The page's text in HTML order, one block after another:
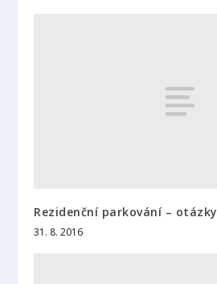
Rezidenční parkování – otázky
31. 8. 2016